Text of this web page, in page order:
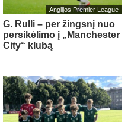
Anglijos Premier League
G. Rulli – per žingsnį nuo
persikėlimo į „Manchester
City“ klubą